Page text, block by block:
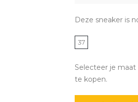
Deze sneaker is
37
Selecteer je
te kopen.